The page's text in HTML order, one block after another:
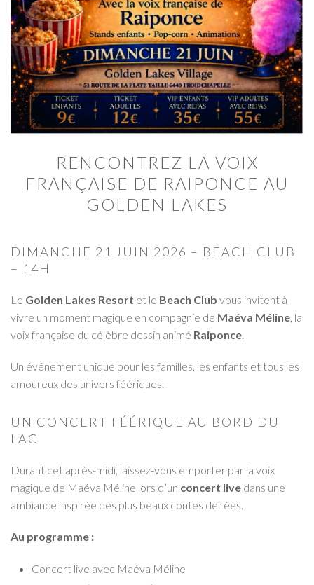
RENCONTREZ LA VOIX
FRANÇAISE DE RAIPONCE AU
GOLDEN LAKES
DIMANCHE 21 JUIN 2026 – BEACH CLUB
– 14H
Le Golden Lakes Resort et le Beach Club vous invitent à
vivre un moment magique en compagnie de Maéva Méline , la
voix française du célèbre dessin animé Raiponce
Un événement unique pour les familles, les enfants et tous les
amoureux des univers féériques.
UN CONCERT FÉÉRIQUE AU BORD DU
LAC
Durant cet après-midi, laissez-vous emporter par la voix
magique de Maéva Méline lors d’un concert live dans une
ambiance inspirée des plus beaux contes de fées.
Au programme :
Concert live avec Maéva Méline